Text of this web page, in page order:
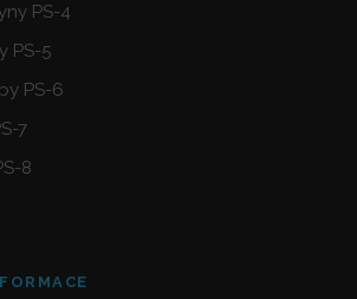
PS-4
PS-5
PS-6
7
8